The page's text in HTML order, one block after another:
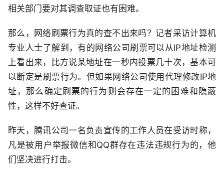
相关部门要对其调查取证也有困难。
那么，网络刷票行为真的查不出来吗？记者采访计算机
专业人士了解到，有的网络公司刷票可以从IP地址检测
上看出来，比方说某地址在一秒内投票几十次，基本可
以断定是刷票行为。但如果网络公司使用代理修改IP地
址，那么确定刷票的行为则会存在一定的困难和隐蔽
性，这样不好查证。
昨天，腾讯公司一名负责宣传的工作人员在受访时称，
凡是被用户举报微信和QQ群存在违法违规行为的，他
们坚决进行打击。